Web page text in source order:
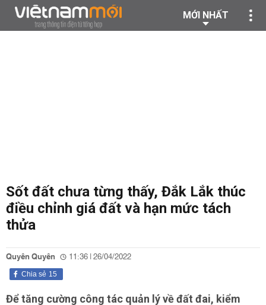
MỚI NHẤT
Sốt đất chưa từng thấy, Đắk Lắk thúc
điều chỉnh giá đất và hạn mức tách
thửa
Quyên Quyên 11:36 | 26/04/2022
15
Chia sẻ
Để tăng cường công tác quản lý về đất đai, kiểm